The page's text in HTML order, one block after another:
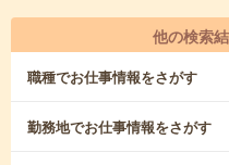
他の検索
職種でお仕事情報をさがす
勤務地でお仕事情報をさがす